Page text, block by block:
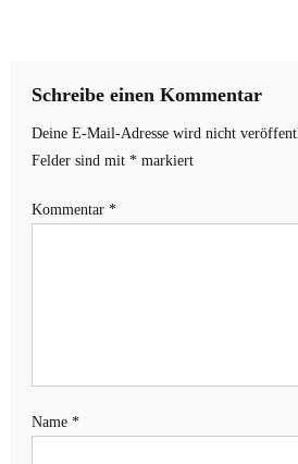
Schreibe einen Kommentar
Deine E-Mail-Adresse wird nicht
Felder sind mit *markiert
Kommentar *
Name *